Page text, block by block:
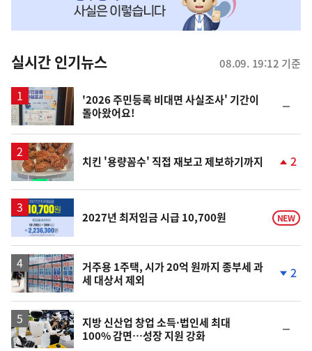
뉴
스
실시간 인기뉴스 08.09. 19:12 기준
'2026 주민등록 비대면 사실조사' 기간이
돌아왔어요!
일
치킨 '용량꼼수' 직접 재보고 제보하기까지
승
2
2027년 최저임금 시급 10,700원 NEW
거주용 1주택, 시가 20억 원까지 종부세 과
세 대상서 제외
2
지방 신산업 창업 소득·법인세 최대
100% 감면…성장 지원 강화